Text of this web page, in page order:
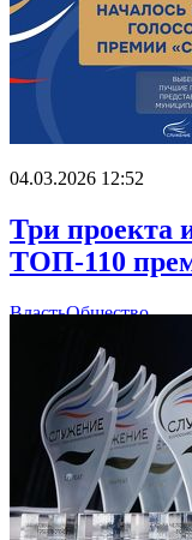
04.03.2026 12:52
Три проекта
ТОП-110
ВластьОбщество